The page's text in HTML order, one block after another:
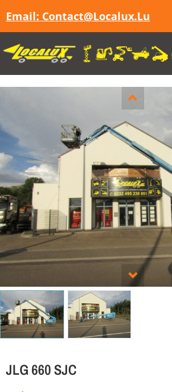
Email: Contact@localux.lu
JLG 660 SJC